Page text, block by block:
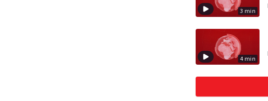
3 min
4 min